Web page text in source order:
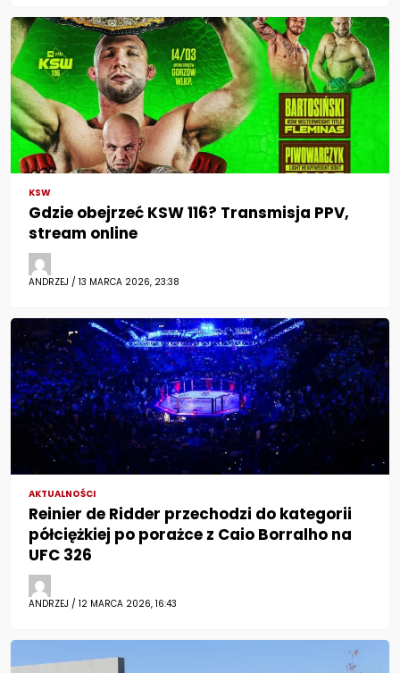
KSW
Gdzie obejrzeć KSW 116? Transmisja PPV,
stream online
ANDRZEJ / 13 MARCA 2026, 23:38
AKTUALNOŚCI
Reinier de Ridder przechodzi do kategorii
półciężkiej po porażce z Caio Borralho na
UFC 326
ANDRZEJ / 12 MARCA 2026, 16:43